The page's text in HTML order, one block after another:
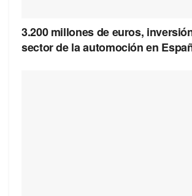
3.200 millones de euros,
sector de la automoción en